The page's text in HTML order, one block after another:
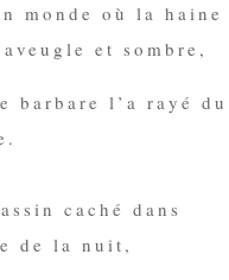
monde où la haine
aveugle et sombre ,
barbare l’a rayé du
caché dans
de la nuit,